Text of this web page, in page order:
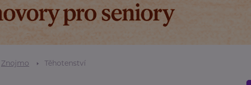
Znojmo Těhotenství